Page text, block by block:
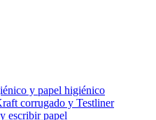
y papel higiénico
corrugado y Testliner
escribir papel